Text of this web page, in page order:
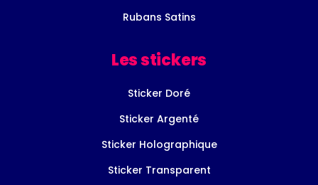
Rubans Satins
Les stickers
Sticker Doré
Sticker Argenté
Sticker Holographique
Sticker Transparent